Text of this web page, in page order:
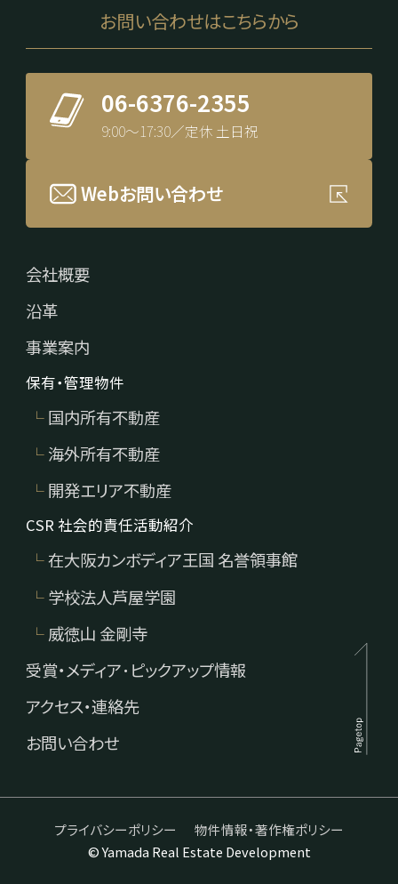
外
所
不
動
産
開
お問い合わせはこちらから
06-6376-2355
9:00～17:30／定休 土日祝
Webお問い合わせ
会社概要
沿革
事業案内
保有・管理物件
国内所有不動産
海外所有不動産
開発エリア不動産
CSR 社会的責任活動紹介
在大阪カンボディア王国 名誉領事館
学校法人芦屋学園
威徳山 金剛寺
受賞・メディア･ピックアップ情報
アクセス・連絡先
お問い合わせ
プライバシーポリシー
物件情報・著作権ポリシー
© Yamada Real Estate Development